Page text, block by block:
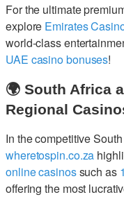
For the ultimate
explore Emirates
world-class
UAE casino bonuses!
🌍 South Africa
Regional
In the competitive
wheretospin.co.za
online casinossuch as
offering the most